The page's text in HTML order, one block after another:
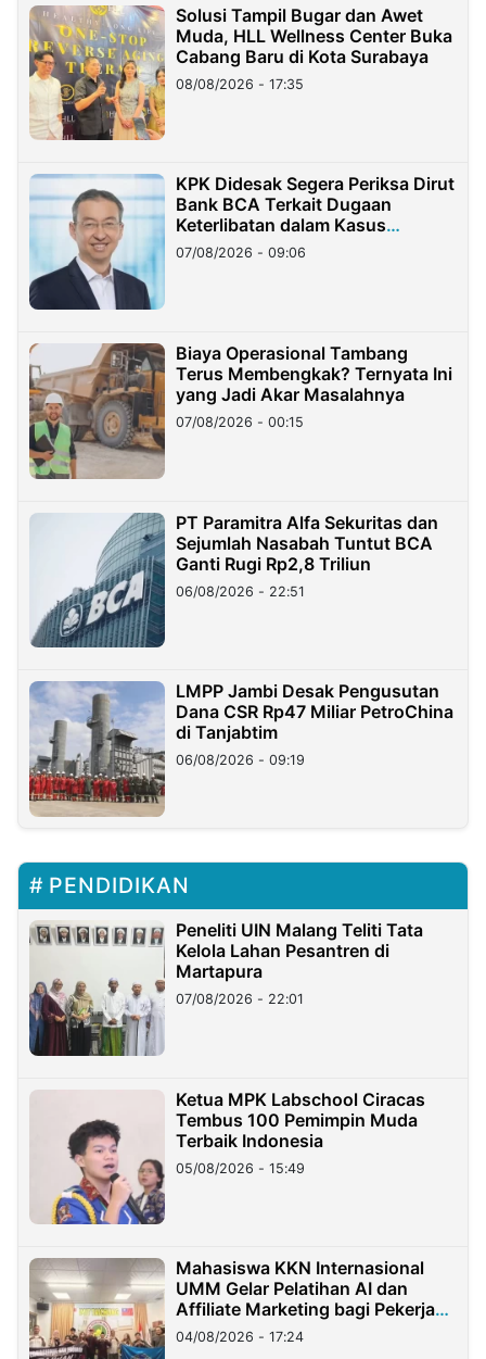
Solusi Tampil Bugar dan Awet
Muda, HLL Wellness Center Buka
Cabang Baru di Kota Surabaya
08/08/2026 - 17:35
KPK Didesak Segera Periksa Dirut
Bank BCA Terkait Dugaan
Keterlibatan dalam Kasus
Hilangnya Dana Nasabah Rp2,58
Miliar
07/08/2026 - 09:06
Biaya Operasional Tambang
Terus Membengkak? Ternyata Ini
yang Jadi Akar Masalahnya
07/08/2026 - 00:15
PT Paramitra Alfa Sekuritas dan
Sejumlah Nasabah Tuntut BCA
Ganti Rugi Rp2,8 Triliun
06/08/2026 - 22:51
LMPP Jambi Desak Pengusutan
Dana CSR Rp47 Miliar PetroChina
di Tanjabtim
06/08/2026 - 09:19
PENDIDIKAN
Peneliti UIN Malang Teliti Tata
Kelola Lahan Pesantren di
Martapura
07/08/2026 - 22:01
Ketua MPK Labschool Ciracas
Tembus 100 Pemimpin Muda
Terbaik Indonesia
05/08/2026 - 15:49
Mahasiswa KKN Internasional
UMM Gelar Pelatihan AI dan
Affiliate Marketing bagi Pekerja
Migran Indonesia di Taiwan
04/08/2026 - 17:24